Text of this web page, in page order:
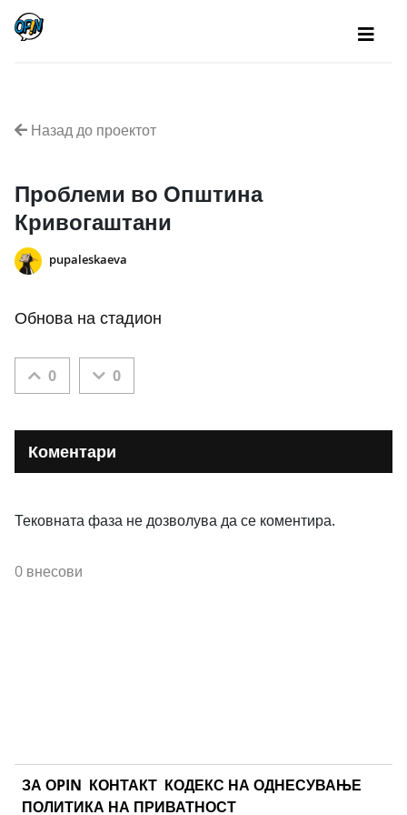
Назад до проектот
Проблеми во Општина
Кривогаштани
pupaleskaeva
Обнова на стадион
0 0
Коментари
Тековната фаза не дозволува да се коментира.
0 внесови
ЗА ОPIN КОНТАКТ КОДЕКС НА ОДНЕСУВАЊЕ
ПОЛИТИКА НА ПРИВАТНОСТ